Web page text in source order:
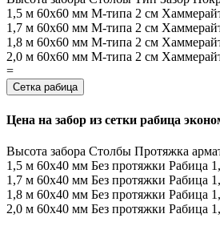
1,5 м 60х60 мм М-типа 2 см
1,7 м 60х60 мм М-типа 2 см
1,8 м 60х60 мм М-типа 2 см
2,0 м 60х60 мм М-типа 2 см
=
Сетка рабица
Цена на забор из сетки рабица
Высота забора Столбы Протяжка
1,5 м 60х40 мм Без протяжки Рабица
1,7 м 60х40 мм Без протяжки Рабица
1,8 м 60х40 мм Без протяжки Рабица
2,0 м 60х40 мм Без протяжки Рабица